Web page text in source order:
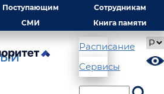
Поступающим
Сотрудникам
СМИ Книга памяти
Расписание
Сервисы